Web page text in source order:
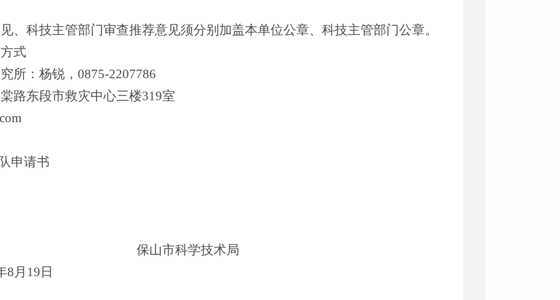
、科技主管部门审查推荐意见须分别加盖本单位公章、科技主管部门公章。
式
所： 杨锐 ， 0875-2207786
路东段市救灾中心三楼319室
申请书
保山市科学技术局
8月 19 日